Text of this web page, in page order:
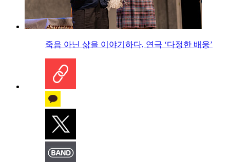
죽음 아닌 삶을 이야기하다, 연극 ‘다정한 배웅’